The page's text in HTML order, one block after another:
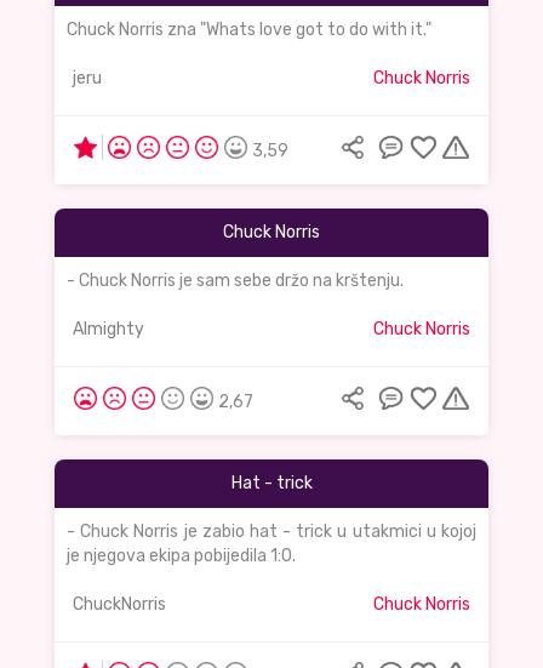
Chuck Norris zna "Whats love got to do with it."
jeru Chuck Norris
3,59
Chuck Norris
- Chuck Norris je sam sebe držo na krštenju.
Almighty Chuck Norris
2,67
Hat - trick
- Chuck Norris je zabio hat - trick u utakmici u kojoj
je njegova ekipa pobijedila 1:0.
ChuckNorris Chuck Norris